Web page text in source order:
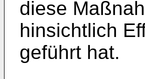
diese
hinsichtlich
geführt hat.